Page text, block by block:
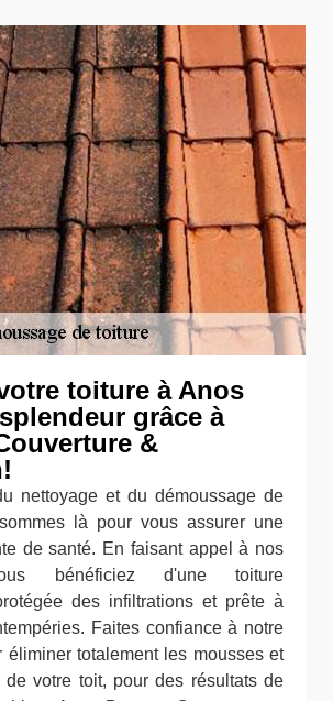
toiture à Anos
grâce à
&
nettoyage et du démoussage de
là pour vous assurer une
de santé. En faisant appel à nos
bénéficiez d'une toiture
des infiltrations et prête à
Faites confiance à notre
éliminer totalement les mousses et
de votre toit, pour des résultats de